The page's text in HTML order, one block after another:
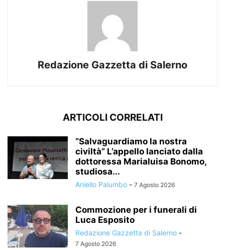
Redazione Gazzetta di Salerno
ARTICOLI CORRELATI
“Salvaguardiamo la nostra
civiltà” L’appello lanciato dalla
dottoressa Marialuisa Bonomo,
studiosa...
Aniello Palumbo - 7 Agosto 2026
Commozione per i funerali di
Luca Esposito
Redazione Gazzetta di Salerno -
7 Agosto 2026